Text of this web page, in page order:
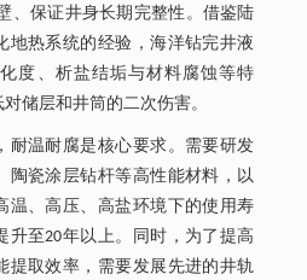
、保证井身长期完整性。借鉴陆
地热系统的经验，海洋钻完井液
度、析盐结垢与材料腐蚀等特
储层和井筒的二次伤害。
耐温耐腐是核心要求。需要研发
陶瓷涂层钻杆等高性能材料，以
温、高压、高盐环境下的使用寿
升至20年以上。同时，为了提高
提取效率，需要发展先进的井轨